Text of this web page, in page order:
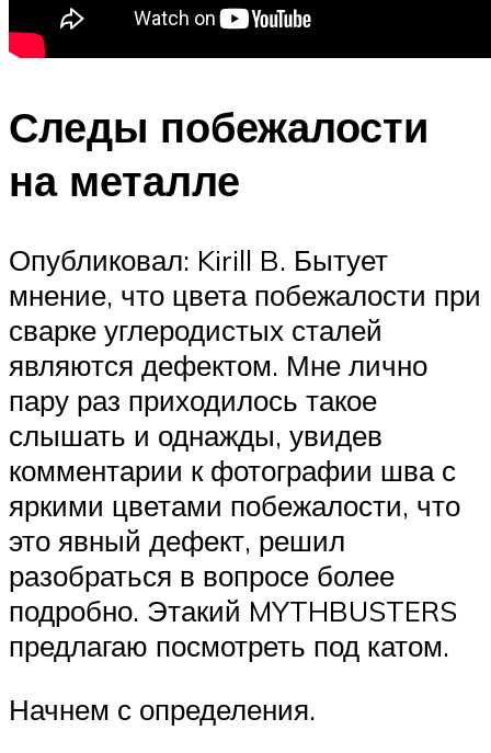
Следы побежалости
на металле
Опубликовал: Kirill B. Бытует
мнение, что цвета побежалости при
сварке углеродистых сталей
являются дефектом. Мне лично
пару раз приходилось такое
слышать и однажды, увидев
комментарии к фотографии шва с
яркими цветами побежалости, что
это явный дефект, решил
разобраться в вопросе более
подробно. Этакий MYTHBUSTERS
предлагаю посмотреть под катом.
Начнем с определения.